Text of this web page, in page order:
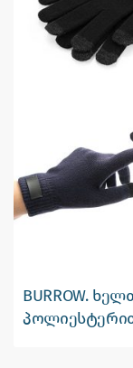
BURROW.
პოლიესტერით